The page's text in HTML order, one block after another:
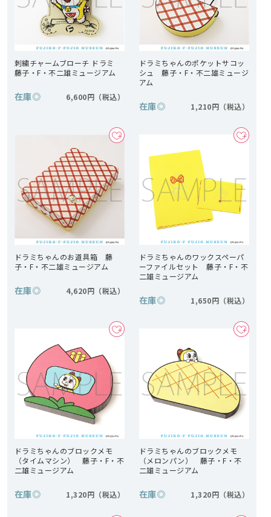
刺繍チャームブローチ ドラミ
藤子・F・不二雄ミュージアム
在庫◎ 6,600円
ドラミちゃんのポケットサコッ
シュ 藤子・F・不二雄ミュージ
アム
在庫◎ 1,210円
ドラミちゃんのお道具箱 藤
子・F・不二雄ミュージアム
在庫◎ 4,620円
ドラミちゃんのワックスペーパ
ーファイルセット 藤子・F・不
二雄ミュージアム
在庫◎ 1,650円
ドラミちゃんのブロックメモ
（タイムマシン） 藤子・F・不
二雄ミュージアム
在庫◎ 1,320円
ドラミちゃんのブロックメモ
（メロンパン） 藤子・F・不
二雄ミュージアム
在庫◎ 1,320円